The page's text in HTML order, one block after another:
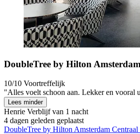
DoubleTree by Hilton
10/10 Voortreffelijk
"Alles voelt schoon aan. Lekker en vooral
Lees minder
Henrie Verblijf van 1 nacht
4 dagen geleden geplaatst
DoubleTree by Hilton Amsterdam Centraal